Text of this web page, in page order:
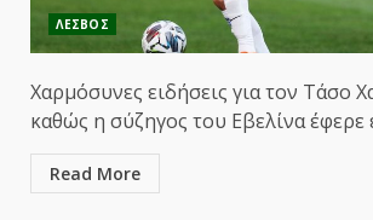
ΛΕΣΒΟΣ
Χαρμόσυνες ειδήσεις για τον Τάσο
καθώς η σύζηγος του Εβελίνα έφερε
Read More